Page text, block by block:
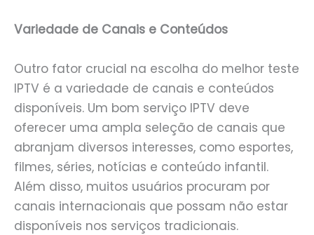
Variedade de Canais e Conteúdos
Outro fator crucial na escolha do melhor teste
IPTV é a variedade de canais e conteúdos
disponíveis. Um bom serviço IPTV deve
oferecer uma ampla seleção de canais que
abranjam diversos interesses, como esportes,
filmes, séries, notícias e conteúdo infantil.
Além disso, muitos usuários procuram por
canais internacionais que possam não estar
disponíveis nos serviços tradicionais.